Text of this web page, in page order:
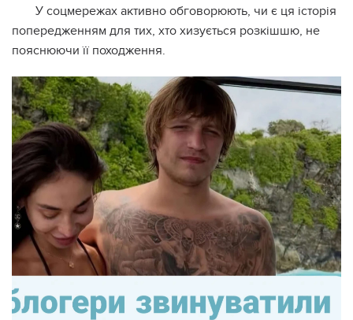
У соцмережах активно обговорюють, чи є ця історія
попередженням для тих, хто хизується розкішшю, не
пояснюючи її походження.